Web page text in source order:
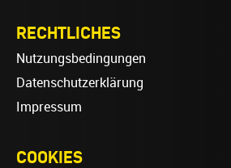
RECHTLICHES
Nutzungsbedingungen
Datenschutzerklärung
Impressum
COOKIES